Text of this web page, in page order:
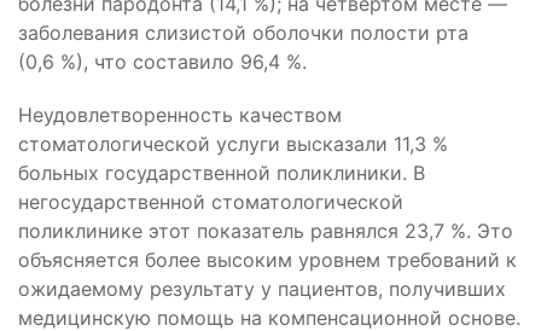
заболевания слизистой оболочки полости рта
(0,6 %), что составило 96,4 %.
Неудовлетворенность качеством
стоматологической услуги высказали 11,3 %
больных государственной поликлиники. В
негосударственной стоматологической
поликлинике этот показатель равнялся 23,7 %. Это
объясняется более высоким уровнем требований к
ожидаемому результату у пациентов, получивших
медицинскую помощь на компенсационной основе.